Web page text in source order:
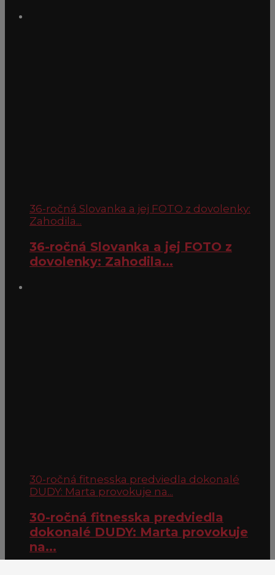
36-ročná Slovanka a jej FOTO z dovolenky:
Zahodila...
36-ročná Slovanka a jej FOTO z
dovolenky: Zahodila...
30-ročná fitnesska predviedla dokonalé
DUDY: Marta provokuje na...
30-ročná fitnesska predviedla
dokonalé DUDY: Marta provokuje
na...